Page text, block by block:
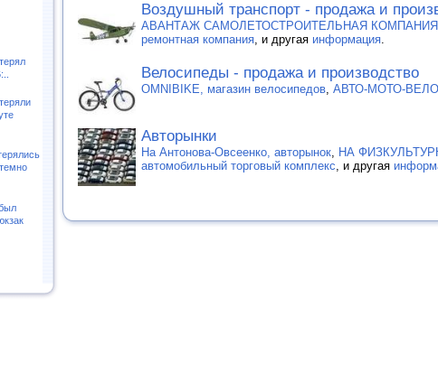
Воздушный транспорт - продажа и
АВАНТАЖ САМОЛЕТОСТРОИТЕЛЬНАЯ КОМПАНИЯ
ремонтная компания, и другая информация.
Велосипеды - продажа и производство
OMNIBIKE, магазин велосипедов, АВТО-МОТО-ВЕЛО
Авторынки
На Антонова-Овсеенко, авторынок, НА
автомобильный торговый комплекс, и другая